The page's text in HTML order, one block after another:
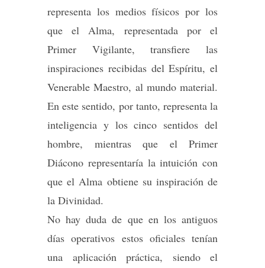
representa los medios físicos por los
que el Alma, representada por el
Primer Vigilante, transfiere las
inspiraciones recibidas del Espíritu, el
Venerable Maestro, al mundo material.
En este sentido, por tanto, representa la
inteligencia y los cinco sentidos del
hombre, mientras que el Primer
Diácono representaría la intuición con
que el Alma obtiene su inspiración de
la Divinidad.
No hay duda de que en los antiguos
días operativos estos oficiales tenían
una aplicación práctica, siendo el